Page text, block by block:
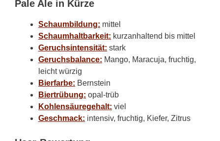
Pale Ale in Kürze
Schaumbildung: mittel
Schaumhaltbarkeit: kurzanhaltend bis mittel
Geruchsintensität: stark
Geruchsbalance: Mango, Maracuja, fruchtig,
leicht würzig
Bierfarbe: Bernstein
Biertrübung: opal-trüb
Kohlensäuregehalt: viel
Geschmack: intensiv, fruchtig, Kiefer, Zitrus